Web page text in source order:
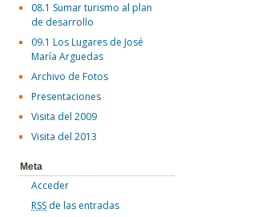
08.1 Sumar turismo al plan
de desarrollo
09.1 Los Lugares de José
María Arguedas
Archivo de Fotos
Presentaciones
Visita del 2009
Visita del 2013
Meta
Acceder
RSS de las entradas